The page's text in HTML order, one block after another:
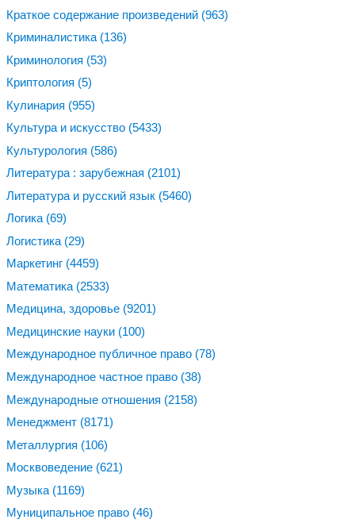
Краткое содержание произведений (963)
Криминалистика (136)
Криминология (53)
Криптология (5)
Кулинария (955)
Культура и искусство (5433)
Культурология (586)
Литература : зарубежная (2101)
Литература и русский язык (5460)
Логика (69)
Логистика (29)
Маркетинг (4459)
Математика (2533)
Медицина, здоровье (9201)
Медицинские науки (100)
Международное публичное право (78)
Международное частное право (38)
Международные отношения (2158)
Менеджмент (8171)
Металлургия (106)
Москвоведение (621)
Музыка (1169)
Муниципальное право (46)